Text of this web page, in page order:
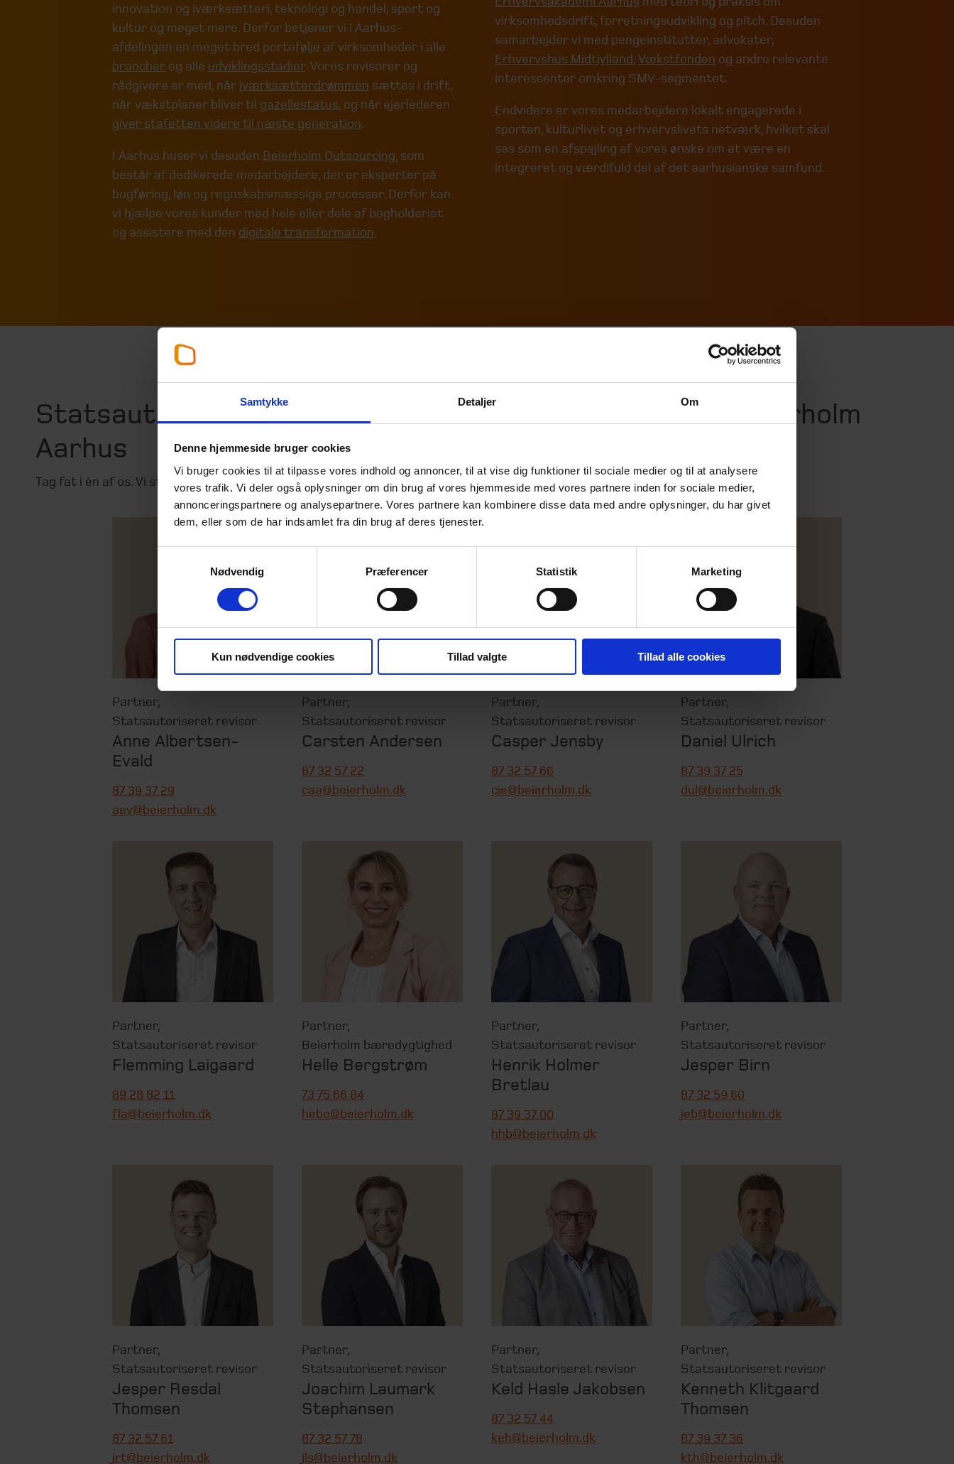
Samtykke Detaljer Om
Denne hjemmeside bruger cookies
Vi bruger cookies til at tilpasse vores indhold og annoncer, til at vise dig funktioner til sociale medier og til at analysere
vores trafik. Vi deler også oplysninger om din brug af vores hjemmeside med vores partnere inden for sociale medier,
annonceringspartnere og analysepartnere. Vores partnere kan kombinere disse data med andre oplysninger, du har givet
dem, eller som de har indsamlet fra din brug af deres tjenester.
Nødvendig
Præferencer Statistik Marketing
Kun nødvendige cookies Tillad valgte Tillad alle cookies
innovation og iværksætteri, teknologi og handel, sport og
kultur og meget mere. Derfor betjener vi i Aarhus-
afdelingen en meget bred portefølje af virksomheder i alle
brancherog alle udviklingsstadier. Vores revisorer og
rådgivere er med, når iværksætterdrømmen sættes i drift,
når vækstplaner bliver til gazellestatus, og når ejerlederen
giver stafetten videre til næste generation.
I Aarhus huser vi desuden Beierholm Outsourcing, som
består af dedikerede medarbejdere, der er eksperter på
bogføring, løn og regnskabsmæssige processer. Derfor kan
vi hjælpe vores kunder med hele eller dele af bogholderiet
og assistere med den digitale transformation.
virksomhedsdrift, forretningsudvikling og pitch. Desuden
samarbejder vi med pengeinstitutter, advokater,
Erhvervshus Midtjylland , Vækstfonden og andre relevante
interessenter omkring SMV-segmentet.
Endvidere er vores medarbejdere lokalt engagerede i
sporten, kulturlivet og erhvervslivets netværk, hvilket skal
ses som en afspejling af vores ønske om at være en
integreret og værdifuld del af det aarhusianske samfund.
Statsautoriserede revisorer og kontaktpartnere hos Beierholm
Aarhus
Tag fat i én af os. Vi står klar til at hjælpe.
Partner,
Statsautoriseret revisor
Anne Albertsen-
Evald
87 39 37 29
aev@beierholm.dk
Partner,
Statsautoriseret revisor
Carsten Andersen
87 32 57 22
caa@beierholm.dk
Partner,
Statsautoriseret revisor
Casper Jensby
87 32 57 66
cje@beierholm.dk
Partner,
Statsautoriseret revisor
Daniel Ulrich
87 39 37 25
dul@beierholm.dk
Partner,
Statsautoriseret revisor
Flemming Laigaard
89 28 82 11
fla@beierholm.dk
Partner,
Beierholm bæredygtighed
Helle Bergstrøm
73 75 66 84
hebe@beierholm.dk
Partner,
Statsautoriseret revisor
Henrik Holmer
Bretlau
87 39 37 00
hhb@beierholm.dk
Partner,
Statsautoriseret revisor
Jesper Birn
87 32 59 60
jeb@beierholm.dk
Partner,
Statsautoriseret revisor
Jesper Resdal
Thomsen
87 32 57 61
jrt@beierholm.dk
Partner,
Statsautoriseret revisor
Joachim Laumark
Stephansen
87 32 57 78
jls@beierholm.dk
Partner,
Statsautoriseret revisor
Keld Hasle Jakobsen
87 32 57 44
keh@beierholm.dk
Partner,
Statsautoriseret revisor
Kenneth Klitgaard
Thomsen
87 39 37 36
kth@beierholm.dk